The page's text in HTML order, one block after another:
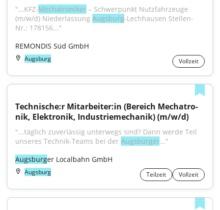
"...KFZ-Mechatroniker – Schwerpunkt Nutzfahrzeuge
(m/w/d) Niederlassung Augsburg-Lechhausen Stellen-
Nr.: 178156..."
REMONDIS Süd GmbH
Augsburg Vollzeit
Technische:r Mitarbeiter:in (Be­reich Me­cha­tro­
nik, Elek­tro­nik, In­dus­trie­me­cha­nik) (m/w/d)
"...täg­lich zu­ver­läs­sig un­ter­wegs sind? Dann wer­de Teil
un­se­res Tech­nik-Teams bei der Augs­bur­ger..."
Augsburger Localbahn GmbH
Augsburg Teilzeit Vollzeit